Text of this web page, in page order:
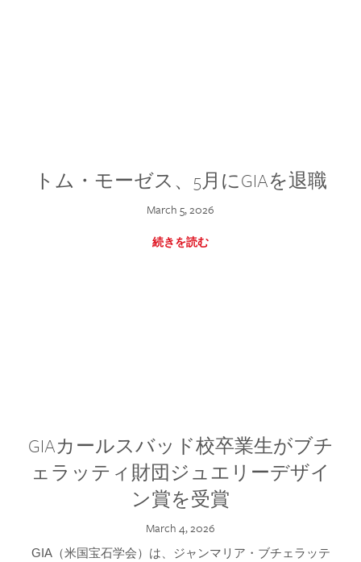
トム・モーゼス、5月にGIAを退職
March 5, 2026
続きを読む
GIAカールスバッド校卒業生がブチ
ェラッティ財団ジュエリーデザイ
ン賞を受賞
March 4, 2026
GIA（米国宝石学会）は、ジャンマリア・ブチェラッテ